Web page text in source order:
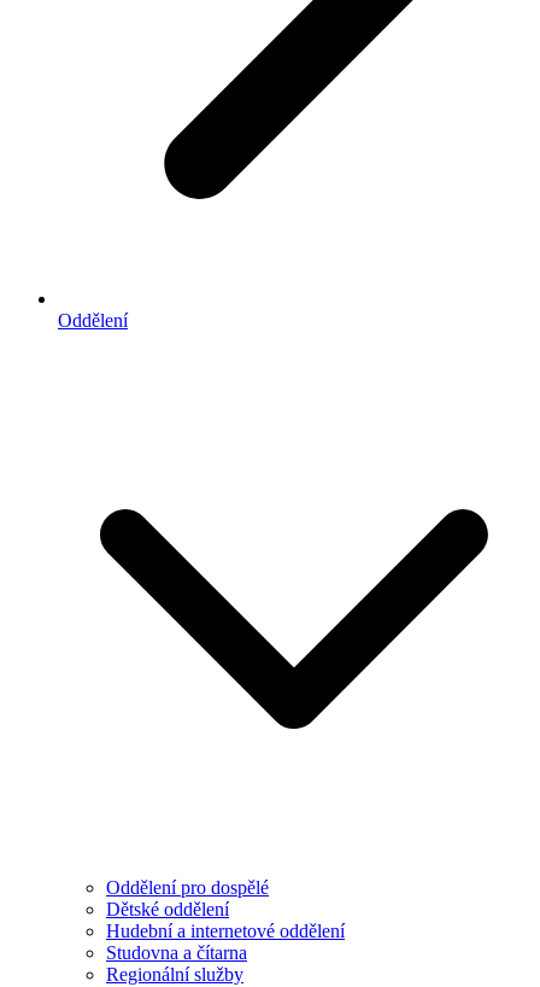
Oddělení
Oddělení pro dospělé
Dětské oddělení
Hudební a internetové oddělení
Studovna a čítarna
Regionální služby